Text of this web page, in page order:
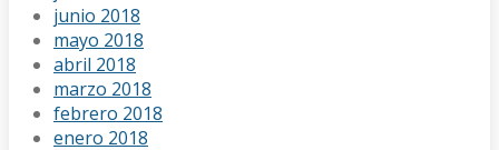
junio 2018
mayo 2018
abril 2018
marzo 2018
febrero 2018
enero 2018